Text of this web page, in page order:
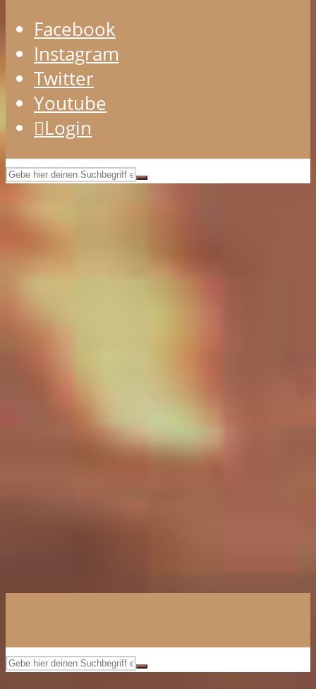
Facebook
Instagram
Twitter
Youtube
Login